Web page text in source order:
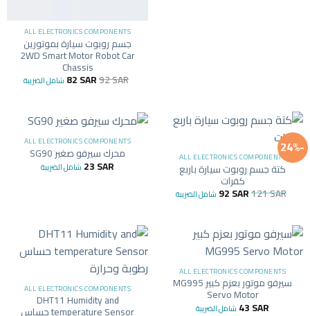
ALL ELECTRONICS COMPONENTS
جسم روبوت سيارة بموتورين
2WD Smart Motor Robot Car
Chassis
92SAR
82SAR شامل الضريبة
-24%
ALL ELECTRONICS COMPONENTS
كتة جسم روبوت سيارة باربع
كفرات
121SAR
92SAR شامل الضريبة
ALL ELECTRONICS COMPONENTS
محرك سيرفو صغير SG90
23SAR شامل الضريبة
ALL ELECTRONICS COMPONENTS
سيرفو موتور بعزم كبير MG995
Servo Motor
43SAR شامل الضريبة
ALL ELECTRONICS COMPONENTS
DHT11 Humidity and
temperature Sensor حساس